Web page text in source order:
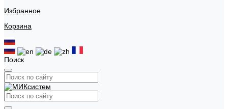
Избранное
Корзина
Поиск